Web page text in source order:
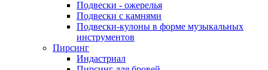
Подвески - ожерелья
Подвески с камнями
Подвески-кулоны в форме музыкальных
инструментов
Пирсинг
Индастриал